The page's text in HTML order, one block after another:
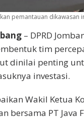
pemantauan
– DPRD
tim
dinilai penting
investasi.
Wakil Ketua
bersama PT Java